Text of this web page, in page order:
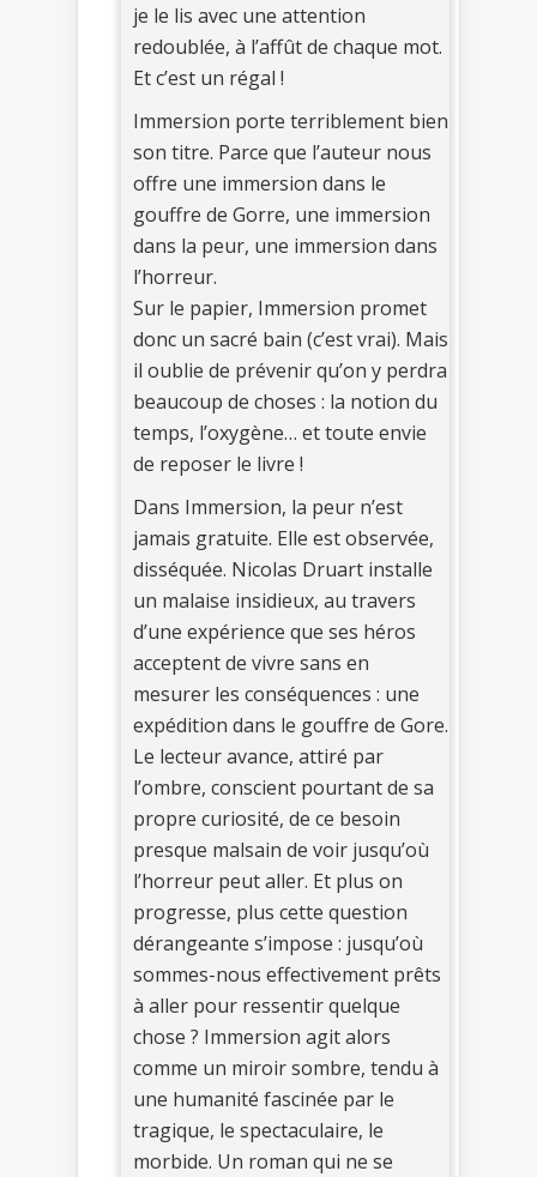
je le lis avec une attention
redoublée, à l’affût de chaque mot.
Et c’est un régal !
Immersion porte terriblement bien
son titre. Parce que l’auteur nous
offre une immersion dans le
gouffre de Gorre, une immersion
dans la peur, une immersion dans
l’horreur.
Sur le papier, Immersion promet
donc un sacré bain (c’est vrai). Mais
il oublie de prévenir qu’on y perdra
beaucoup de choses : la notion du
temps, l’oxygène… et toute envie
de reposer le livre !
Dans Immersion, la peur n’est
jamais gratuite. Elle est observée,
disséquée. Nicolas Druart installe
un malaise insidieux, au travers
d’une expérience que ses héros
acceptent de vivre sans en
mesurer les conséquences : une
expédition dans le gouffre de Gore.
Le lecteur avance, attiré par
l’ombre, conscient pourtant de sa
propre curiosité, de ce besoin
presque malsain de voir jusqu’où
l’horreur peut aller. Et plus on
progresse, plus cette question
dérangeante s’impose : jusqu’où
sommes-nous effectivement prêts
à aller pour ressentir quelque
chose ? Immersion agit alors
comme un miroir sombre, tendu à
une humanité fascinée par le
tragique, le spectaculaire, le
morbide. Un roman qui ne se